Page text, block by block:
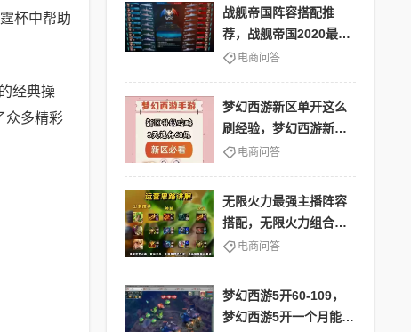
杯中帮助
经典操
众多精彩
战舰帝国阵容搭配推
荐，战舰帝国2020最强
阵容电商问答
梦幻西游新区单开这么
刷经验，梦幻西游新区
单开怎么升级快
电商问答
无限火力最强主播阵容
搭配，无限火力组合阵
容 电商问答
梦幻西游5开60-109，
梦幻西游5开一个月能挣